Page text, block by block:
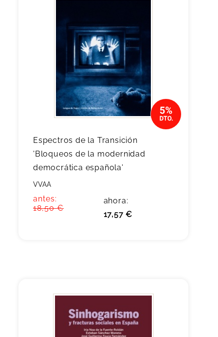
Espectros de la Transición
'Bloqueos de la modernidad
democrática española'
VVAA
antes:
18,50 €
ahora:
17,57 €